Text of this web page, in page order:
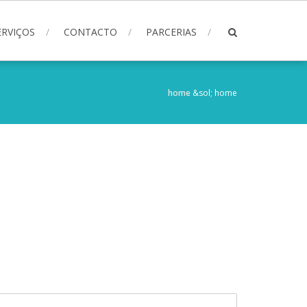
CONTACTO PARCERIAS
home &sol; home